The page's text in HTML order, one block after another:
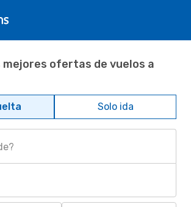
mejores ofertas de vuelos a
Solo ida